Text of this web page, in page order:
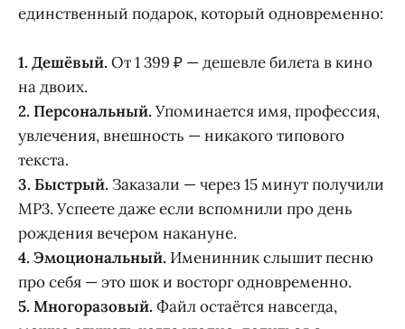
единственный подарок, который одновременно:
1. Дешёвый. От 1 399 ₽ — дешевле билета в кино
на двоих.
2. Персональный. Упоминается имя, профессия,
увлечения, внешность — никакого типового
текста.
3. Быстрый. Заказали — через 15 минут получили
MP3. Успеете даже если вспомнили про день
рождения вечером накануне.
4. Эмоциональный. Именинник слышит песню
про себя — это шок и восторг одновременно.
5. Многоразовый. Файл остаётся навсегда,